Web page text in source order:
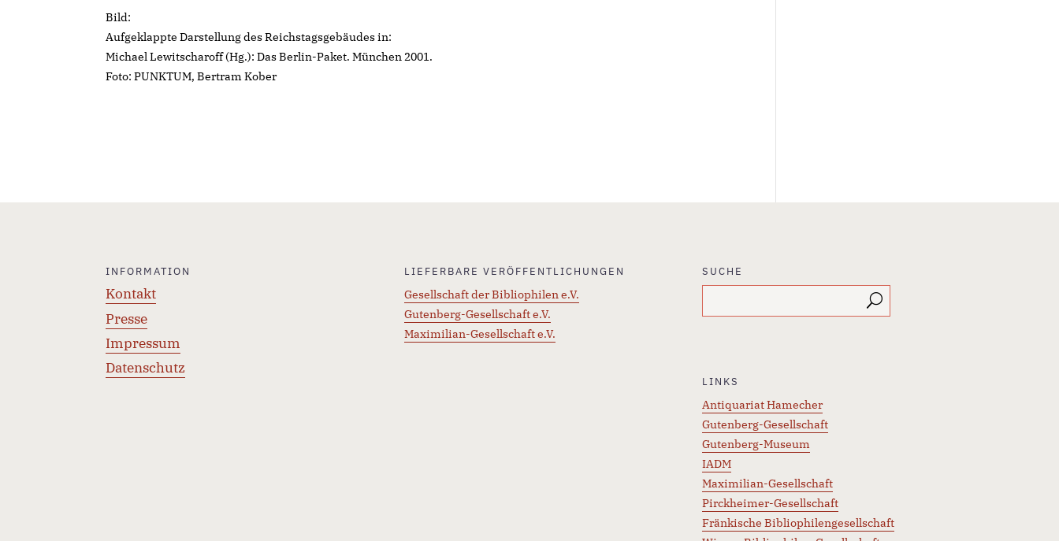
Bild:
Aufgeklappte Darstellung des Reichstagsgebäudes in:
Michael Lewitscharoff (Hg.): Das Berlin-Paket. München 2001.
Foto: PUNKTUM, Bertram Kober
INFORMATION
Kontakt
Presse
Impressum
Datenschutz
LIEFERBARE VERÖFFENTLICHUNGEN
Gesellschaft der Bibliophilen e.V.
Gutenberg-Gesellschaft e.V.
Maximilian-Gesellschaft e.V.
SUCHE
LINKS
Antiquariat Hamecher
Gutenberg-Gesellschaft
Gutenberg-Museum
IADM
Maximilian-Gesellschaft
Pirckheimer-Gesellschaft
Fränkische Bibliophilengesellschaft